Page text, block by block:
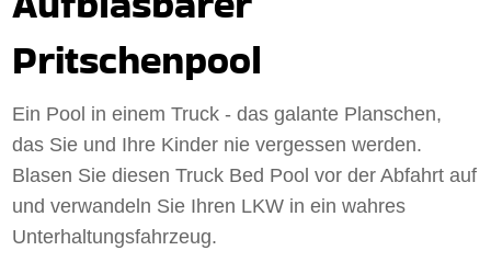
Pritschenpool
Ein Pool in einem Truck - das galante Planschen,
das Sie und Ihre Kinder nie vergessen werden.
Blasen Sie diesen Truck Bed Pool vor der Abfahrt auf
und verwandeln Sie Ihren LKW in ein wahres
Unterhaltungsfahrzeug.